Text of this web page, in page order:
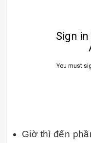
Giờ thì đến